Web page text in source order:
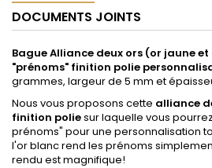
DOCUMENTS JOINTS
Bague Alliance deux ors (or jaune
"prénoms" finition polie
grammes, largeur de 5 mm et
Nous vous proposons cette alliance
finition poliesur laquelle vous
prénoms" pour une personnalisation
l'or blanc rend les prénoms
rendu est magnifique!